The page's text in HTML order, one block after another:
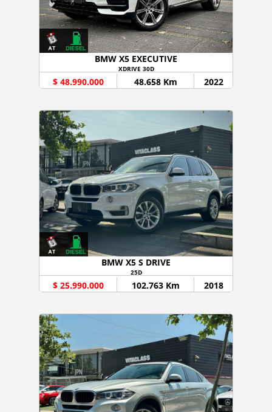
BMW X5 EXECUTIVE
XDRIVE 30D
$ 48.990.000 48.658 Km 2022
BMW X5 S DRIVE
25D
$ 25.990.000 102.763 Km 2018